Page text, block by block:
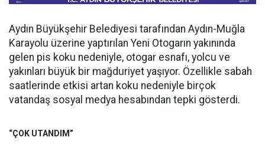
Aydın Büyükşehir Belediyesi tarafından Aydın-Muğla
Karayolu üzerine yaptırılan Yeni Otogarın yakınında
gelen pis koku nedeniyle, otogar esnafı, yolcu ve
yakınları büyük bir mağduriyet yaşıyor. Özellikle sabah
saatlerinde etkisi artan koku nedeniyle birçok
vatandaş sosyal medya hesabından tepki gösterdi.
“ÇOK UTANDIM”